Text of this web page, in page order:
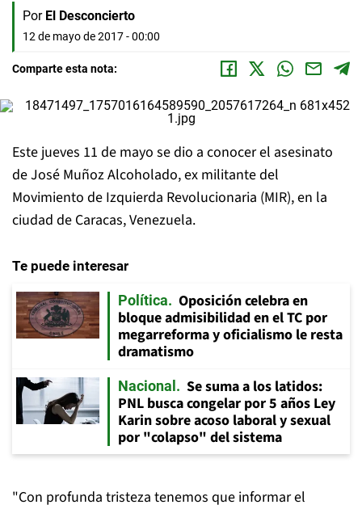
Por El Desconcierto
12 de mayo de 2017 - 00:00
Comparte esta nota:
Este jueves 11 de mayo se dio a conocer el asesinato
de José Muñoz Alcoholado, ex militante del
Movimiento de Izquierda Revolucionaria (MIR), en la
ciudad de Caracas, Venezuela.
Te puede interesar
Política
Oposición celebra en
bloque admisibilidad en el TC por
megarreforma y oficialismo le resta
dramatismo
Nacional
Se suma a los latidos:
PNL busca congelar por 5 años Ley
Karin sobre acoso laboral y sexual
por "colapso" del sistema
"Con profunda tristeza tenemos que informar el